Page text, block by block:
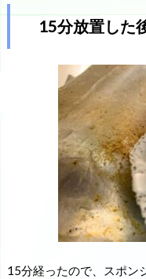
15分放置した
15分経ったので、スポン